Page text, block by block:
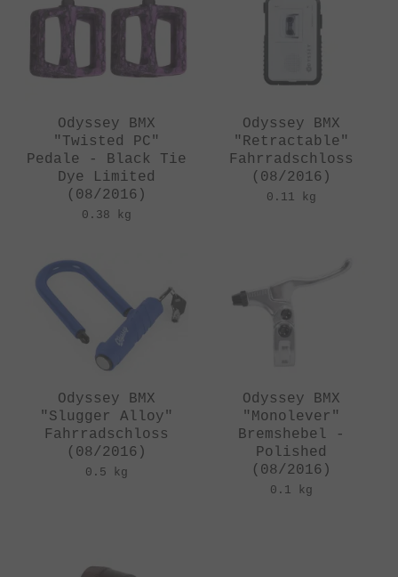
Odyssey BMX
"Twisted PC"
Pedale - Black Tie
Dye Limited
(08/2016)
0.38 kg
Odyssey BMX
"Retractable"
Fahrradschloss
(08/2016)
0.11 kg
Odyssey BMX
"Slugger Alloy"
Fahrradschloss
(08/2016)
0.5 kg
Odyssey BMX
"Monolever"
Bremshebel -
Polished
(08/2016)
0.1 kg